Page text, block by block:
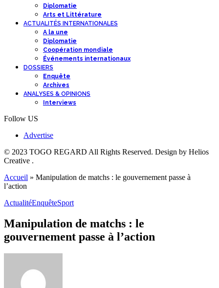
Diplomatie
Arts et Littérature
ACTUALITÉS INTERNATIONALES
A la une
Diplomatie
Coopération mondiale
Événements internationaux
DOSSIERS
Enquête
Archives
ANALYSES & OPINIONS
Interviews
Follow US
Advertise
© 2023 TOGO REGARD All Rights Reserved. Design by Helios
Creative .
Accueil » Manipulation de matchs : le gouvernement passe à
l’action
ActualitéEnquêteSport
Manipulation de matchs : le
gouvernement passe à l’action